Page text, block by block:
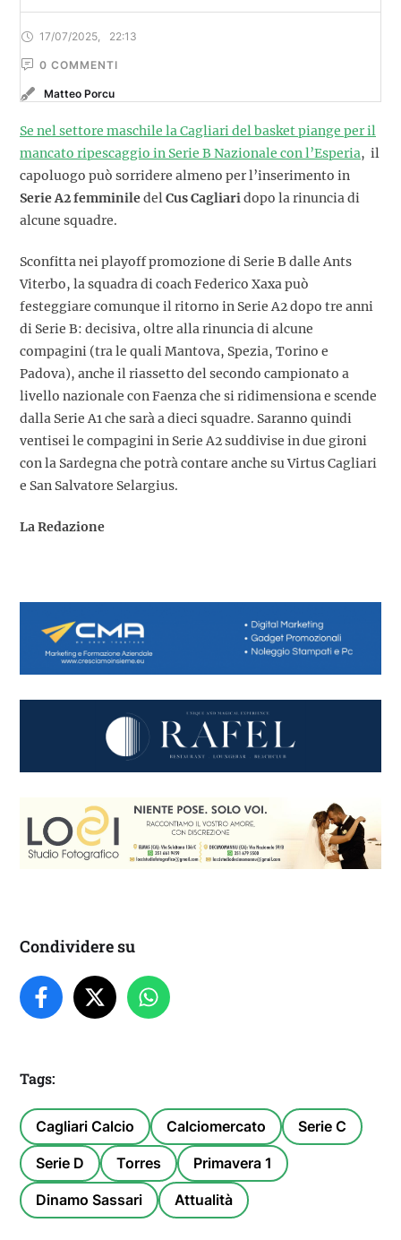
17/07/2025 22:13
0 COMMENTI
Matteo Porcu
Se nel settore maschile la Cagliari del basket piange per il
mancato ripescaggio in Serie B Nazionale con l’Esperia, il
capoluogo può sorridere almeno per l’inserimento in
Serie A2 femminiledelCus Cagliaridopo la rinuncia di
alcune squadre.
Sconfitta nei playoff promozione di Serie B dalle Ants
Viterbo, la squadra di coach Federico Xaxa può
festeggiare comunque il ritorno in Serie A2 dopo tre anni
di Serie B: decisiva, oltre alla rinuncia di alcune
compagini (tra le quali Mantova, Spezia, Torino e
Padova), anche il riassetto del secondo campionato a
livello nazionale con Faenza che si ridimensiona e scende
dalla Serie A1 che sarà a dieci squadre. Saranno quindi
ventisei le compagini in Serie A2 suddivise in due gironi
con la Sardegna che potrà contare anche su Virtus Cagliari
e San Salvatore Selargius.
La Redazione
Condividere su
Tags:
Cagliari Calcio Calciomercato Serie C
Serie D Torres Primavera 1
Dinamo Sassari Attualità